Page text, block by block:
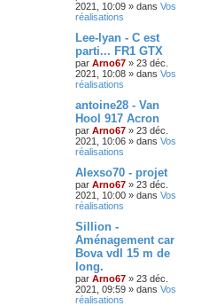
2021, 10:09 » dans Vos
réalisations
Lee-lyan - C est
parti... FR1 GTX
par Arno67 » 23 déc.
2021, 10:08 » dans Vos
réalisations
antoine28 - Van
Hool 917 Acron
par Arno67 » 23 déc.
2021, 10:06 » dans Vos
réalisations
Alexso70 - projet
par Arno67 » 23 déc.
2021, 10:00 » dans Vos
réalisations
Sillion -
Aménagement car
Bova vdl 15 m de
long.
par Arno67 » 23 déc.
2021, 09:59 » dans Vos
réalisations